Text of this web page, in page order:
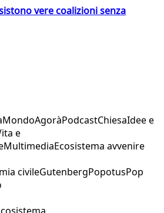
vere coalizioni senza
MondoAgoràPodcastChiesaIdee e
e
MultimediaEcosistema avvenire
civileGutenbergPopotusPop